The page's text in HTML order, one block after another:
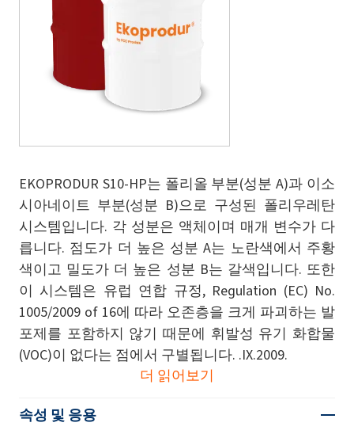
EKOPRODUR S10-HP는 폴리올 부분(성분 A)과 이소
시아네이트 부분(성분 B)으로 구성된 폴리우레탄
시스템입니다. 각 성분은 액체이며 매개 변수가 다
릅니다. 점도가 더 높은 성분 A는 노란색에서 주황
색이고 밀도가 더 높은 성분 B는 갈색입니다. 또한
이 시스템은 유럽 연합 규정, Regulation (EC) No.
1005/2009 of 16에 따라 오존층을 크게 파괴하는 발
포제를 포함하지 않기 때문에 휘발성 유기 화합물
(VOC)이 없다는 점에서 구별됩니다. .IX.2009.
더 읽어보기
속성 및 응용